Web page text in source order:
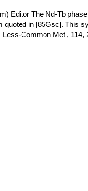
Editor The Nd-Tb
quoted in [85Gsc]. This
Common Met., 114,